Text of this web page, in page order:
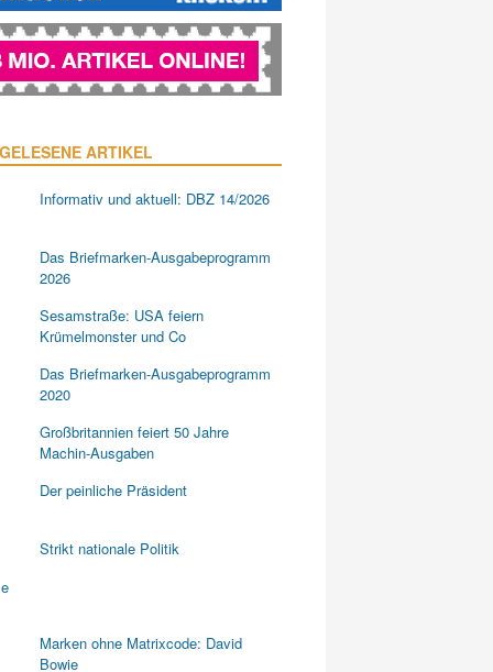
ARTIKEL
Informativ und aktuell: DBZ 14/2026
Das Briefmarken-Ausgabeprogramm
2026
Sesamstraße: USA feiern
Krümelmonster und Co
Das Briefmarken-Ausgabeprogramm
2020
Großbritannien feiert 50 Jahre
Machin-Ausgaben
Der peinliche Präsident
Strikt nationale Politik
Marken ohne Matrixcode: David
Bowie